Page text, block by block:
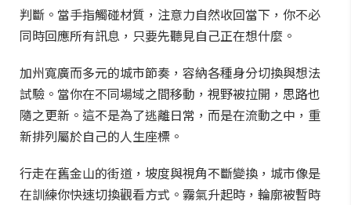
判斷。當手指觸碰材質，注意力自然收回當下，你不必
同時回應所有訊息，只要先聽見自己正在想什麼。
加州寬廣而多元的城市節奏，容納各種身分切換與想法
試驗。當你在不同場域之間移動，視野被拉開，思路也
隨之更新。這不是為了逃離日常，而是在流動之中，重
新排列屬於自己的人生座標。
行走在舊金山的街道，坡度與視角不斷變換，城市像是
在訓練你快速切換觀看方式。霧氣升起時，輪廓被暫時